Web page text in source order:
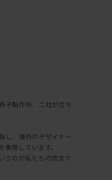
子製作所、二社が立ち
し、海外のデザイナー
徴しています。
うのが私たちの信念で